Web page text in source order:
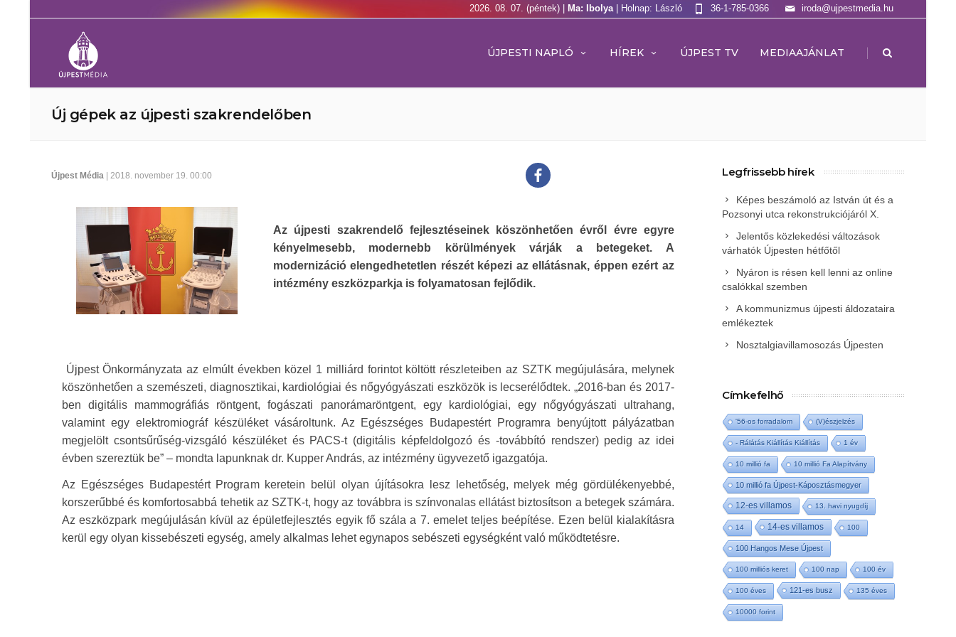
2026. 08. 07. (péntek) | Ma: Ibolya | Holnap: László iroda@ujpestmedia.hu
36-1-785-0366
ÚJPESTI NAPLÓ HÍREK ÚJPEST TV MEDIAAJÁNLAT |
Új gépek az újpesti szakrendelőben
Újpest Média | 2018. november 19. 00:00
Az újpesti szakrendelő fejlesztéseinek köszönhetően évről évre egyre
kényelmesebb, modernebb körülmények várják a betegeket. A
modernizáció elengedhetetlen részét képezi az ellátásnak, éppen ezért az
intézmény eszközparkja is folyamatosan fejlődik.
Újpest Önkormányzata az elmúlt években közel 1 milliárd forintot költött részleteiben az SZTK megújulására, melynek
köszönhetően a szemészeti, diagnosztikai, kardiológiai és nőgyógyászati eszközök is lecserélődtek. „2016-ban és 2017-
ben digitális mammográfiás röntgent, fogászati panorámaröntgent, egy kardiológiai, egy nőgyógyászati ultrahang,
valamint egy elektromiográf készüléket vásároltunk. Az Egészséges Budapestért Programra benyújtott pályázatban
megjelölt csontsűrűség-vizsgáló készüléket és PACS-t (digitális képfeldolgozó és -továbbító rendszer) pedig az idei
évben szereztük be” – mondta lapunknak dr. Kupper András, az intézmény ügyvezető igazgatója.
Az Egészséges Budapestért Program keretein belül olyan újításokra lesz lehetőség, melyek még gördülékenyebbé,
korszerűbbé és komfortosabbá tehetik az SZTK-t, hogy az továbbra is színvonalas ellátást biztosítson a betegek számára.
Az eszközpark megújulásán kívül az épületfejlesztés egyik fő szála a 7. emelet teljes beépítése. Ezen belül kialakításra
kerül egy olyan kissebészeti egység, amely alkalmas lehet egynapos sebészeti egységként való működtetésre.
Legfrissebb hírek
Képes beszámoló az István út és a
Pozsonyi utca rekonstrukciójáról X.
Jelentős közlekedési változások
várhatók Újpesten hétfőtől
Nyáron is résen kell lenni az online
csalókkal szemben
A kommunizmus újpesti áldozataira
emlékeztek
Nosztalgiavillamosozás Újpesten
Címkefelhő
'56-os forradalom (V)észjelzés
- Rálátás Kiállítás Kiállítás 1 év
10 millió fa 10 millió Fa Alapítvány
10 millió fa Újpest-Káposztásmegyer
12-es villamos 13. havi nyugdíj
14 14-es villamos 100
100 Hangos Mese Újpest
100 milliós keret 100 nap 100 év
100 éves 121-es busz 135 éves
10000 forint